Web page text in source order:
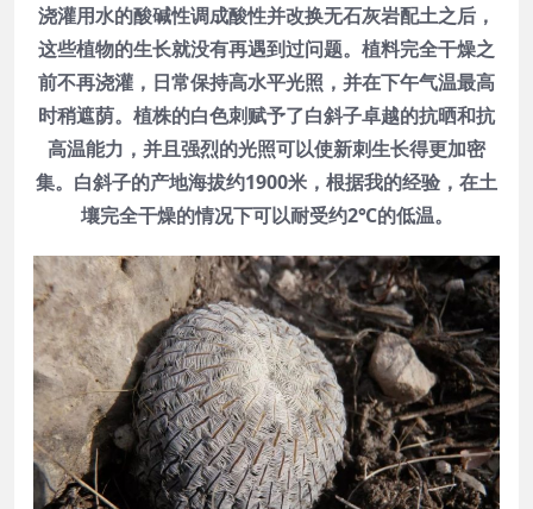
浇灌用水的酸碱性调成酸性并改换无石灰岩配土之后，
这些植物的生长就没有再遇到过问题。植料完全干燥之
前不再浇灌，日常保持高水平光照，并在下午气温最高
时稍遮荫。植株的白色刺赋予了白斜子卓越的抗晒和抗
高温能力，并且强烈的光照可以使新刺生长得更加密
集。白斜子的产地海拔约1900米，根据我的经验，在土
壤完全干燥的情况下可以耐受约2℃的低温。